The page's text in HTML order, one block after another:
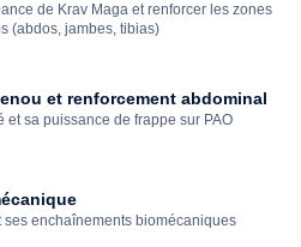
de Krav Maga et renforcer les zones
(abdos, jambes, tibias)
et renforcement abdominal
et sa puissance de frappe sur PAO
ses enchaînements biomécaniques